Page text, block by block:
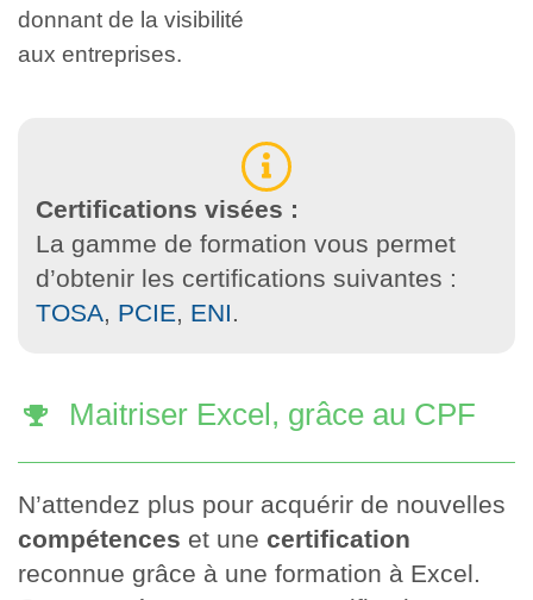
donnant de la visibilité
aux entreprises.
Certifications visées :
La gamme de formation vous permet
d’obtenir les certifications suivantes :
TOSA, PCIE, ENI.
Maitriser Excel, grâce au CPF
N’attendez plus pour acquérir de nouvelles
compétences et une certification
reconnue grâce à une formation à Excel.